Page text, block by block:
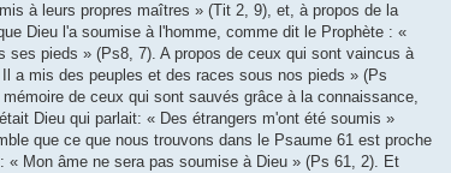
à leurs propres maîtres » (Tit 2, 9), et, à propos de la
Dieu l'a soumise à l'homme, comme dit le Prophète : «
ses pieds » (Ps8, 7). A propos de ceux qui sont vaincus à
a mis des peuples et des races sous nos pieds » (Ps
de ceux qui sont sauvés grâce à la connaissance,
Dieu qui parlait: « Des étrangers m'ont été soumis »
que ce que nous trouvons dans le Psaume 61 est proche
« Mon âme ne sera pas soumise à Dieu » (Ps 61, 2). Et